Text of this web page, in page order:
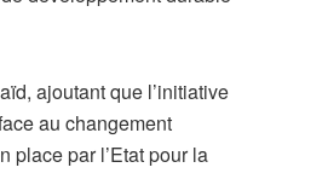
ajoutant que l’initiative
au changement
place par l’Etat pour la